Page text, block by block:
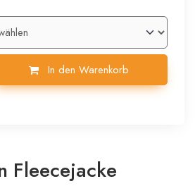
In den Warenkorb
Fleecejacke